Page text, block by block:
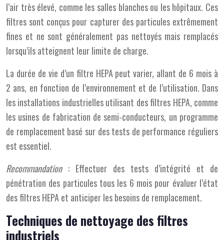
l’air très élevé, comme les salles blanches ou les hôpitaux. Ces
filtres sont conçus pour capturer des particules extrêmement
fines et ne sont généralement pas nettoyés mais remplacés
lorsqu’ils atteignent leur limite de charge.
La durée de vie d’un filtre HEPA peut varier, allant de 6 mois à
2 ans, en fonction de l’environnement et de l’utilisation. Dans
les installations industrielles utilisant des filtres HEPA, comme
les usines de fabrication de semi-conducteurs, un programme
de remplacement basé sur des tests de performance réguliers
est essentiel.
Recommandation : Effectuer des tests d’intégrité et de
pénétration des particules tous les 6 mois pour évaluer l’état
des filtres HEPA et anticiper les besoins de remplacement.
Techniques de nettoyage des filtres
industriels